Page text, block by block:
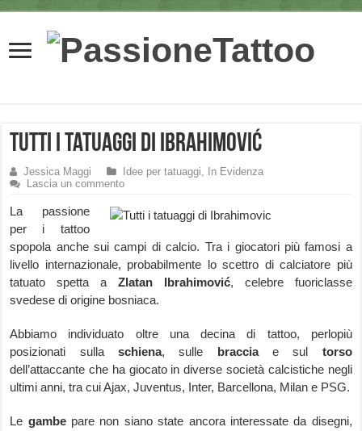
Tutti i tatuaggi di Ibrahimović
Jessica Maggi Idee per tatuaggi,
In Evidenza
Lascia un commento
La passione
per i tattoo
spopola anche sui campi di calcio. Tra i giocatori più famosi a
livello internazionale, probabilmente lo scettro di calciatore più
tatuato spetta a Zlatan Ibrahimović, celebre fuoriclasse
svedese di origine bosniaca.
Abbiamo individuato oltre una decina di tattoo, perlopiù
posizionati sulla schiena, sulle bracciae sul torso
dell’attaccante che ha giocato in diverse società calcistiche negli
ultimi anni, tra cui Ajax, Juventus, Inter, Barcellona, Milan e PSG.
Le gambepare non siano state ancora interessate da disegni,